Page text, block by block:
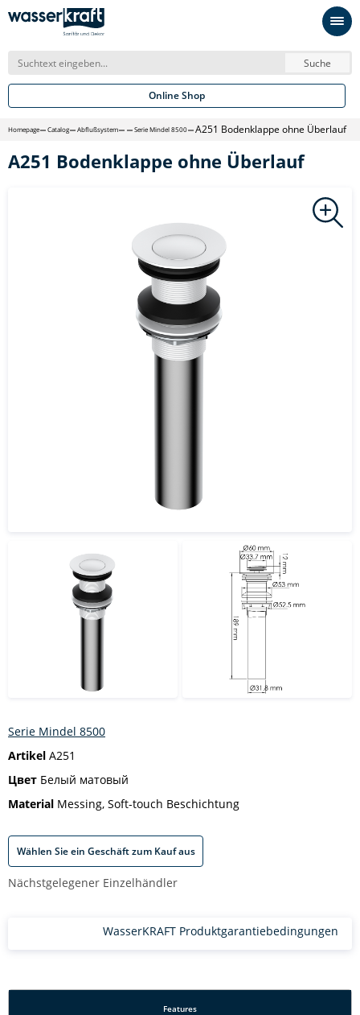
Suche
Online Shop
Homepage Catalog Abflußsystem Serie Mindel 8500 A251 Bodenklappe ohne Überlauf
A251 Bodenklappe ohne Überlauf
Serie Mindel 8500
Artikel A251
Цвет Белый матовый
Material Messing, Soft-touch Beschichtung
Wählen Sie ein Geschäft zum Kauf aus
Nächstgelegener Einzelhändler
WasserKRAFT Produktgarantiebedingungen
Features